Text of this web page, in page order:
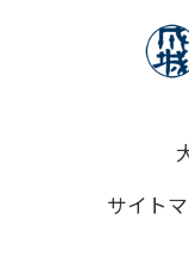
サイト